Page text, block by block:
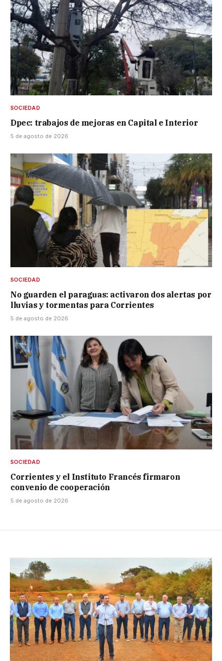
SOCIEDAD
Dpec: trabajos de mejoras en Capital e Interior
5 de agosto de 2026
SOCIEDAD
No guarden el paraguas: activaron dos alertas por
lluvias y tormentas para Corrientes
5 de agosto de 2026
SOCIEDAD
Corrientes y el Instituto Francés firmaron
convenio de cooperación
5 de agosto de 2026